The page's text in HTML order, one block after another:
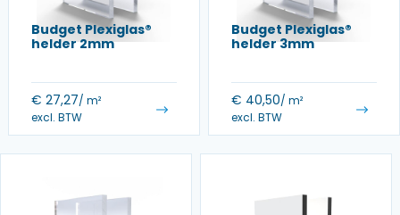
Budget Plexiglas®
helder 2mm
€ 27,27/ m²
excl. BTW
Budget Plexiglas®
helder 3mm
€ 40,50/ m²
excl. BTW